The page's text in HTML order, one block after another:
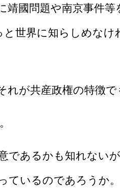
國問題や南京事件
と世界に知らしめなけ
が共産政権の特徴
であるかも知れない
ているのであろうか。